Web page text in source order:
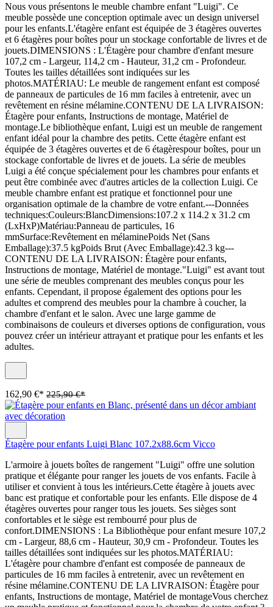
Nous vous présentons le meuble chambre enfant "Luigi". Ce
meuble possède une conception optimale avec un design universel
pour les enfants.L'étagère enfant est équipée de 3 étagères ouvertes
et 6 étagères pour boîtes pour un stockage confortable de livres et de
jouets.DIMENSIONS : L'Étagère pour chambre d'enfant mesure
107,2 cm - Largeur, 114,2 cm - Hauteur, 31,2 cm - Profondeur.
Toutes les tailles détaillées sont indiquées sur les
photos.MATÉRIAU: Le meuble de rangement enfant est composé
de panneaux de particules de 16 mm faciles à entretenir, avec un
revêtement en résine mélamine.CONTENU DE LA LIVRAISON:
Étagère pour enfants, Instructions de montage, Matériel de
montage.Le bibliothèque enfant, Luigi est un meuble de rangement
enfant idéal pour la chambre des petits. Cette étagère enfant est
équipée de 3 étagères ouvertes et de 6 étagèrespour boîtes, pour un
stockage confortable de livres et de jouets. La série de meubles
Luigi a été conçue spécialement pour les chambres pour enfants et
peut être combinée avec d'autres articles de la collection Luigi. Ce
meuble chambre enfant est pratique et fonctionnel pour une
organisation optimale de la chambre de votre enfant.---Données
techniques:Couleurs:BlancDimensions:107.2 x 114.2 x 31.2 cm
(LxHxP)Matériau:Panneau de particules, 16
mmSurface:Revêtement en mélaminePoids Net (Sans
Emballage):37.5 kgPoids Brut (Avec Emballage):42.3 kg---
CONTENU DE LA LIVRAISON: Étagère pour enfants,
Instructions de montage, Matériel de montage."Luigi" est avant tout
une série de meubles comprenant des meubles conçus pour les
enfants. Cependant, il propose également des options pour les
adultes et comprend des meubles pour la chambre à coucher, la
chambre d'enfant et le salon. Avec une large gamme de
combinaisons de couleurs et diverses options de configuration, vous
pouvez créer un intérieur attrayant et pratique pour les enfants et les
adultes.
162,90 €* 225,90 €*
Étagère pour enfants Luigi Blanc 107.2x88.6cm Vicco
L'armoire à jouets boîtes de rangement "Luigi" offre une solution
pratique et élégante pour ranger les jouets de vos enfants. Facile à
utiliser et convient à tous les intérieurs.Cette étagère à jouets avec
banc est pratique et confortable pour les enfants. Elle dispose de 4
étagères ouvertes pour ranger tous les jouets. Ses sièges sont
confortables et le siège est rembourré pour plus de
confort.DIMENSIONS : La Bibliothèque pour enfant mesure 107,2
cm - Largeur, 88,6 cm - Hauteur, 30,9 cm - Profondeur. Toutes les
tailles détaillées sont indiquées sur les photos.MATÉRIAU:
L'étagère pour chambre d'enfant est composée de panneaux de
particules de 16 mm faciles à entretenir, avec un revêtement en
résine mélamine.CONTENU DE LA LIVRAISON: Étagère pour
enfants, Instructions de montage, Matériel de montageVous cherchez